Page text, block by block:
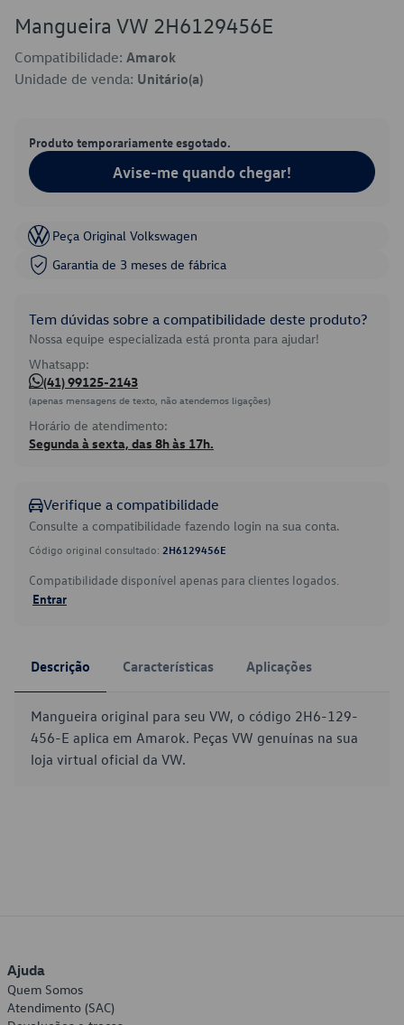
Mangueira VW 2H6129456E
Compatibilidade: Amarok
Unidade de venda: Unitário(a)
Produto temporariamente esgotado.
Avise-me quando chegar!
Peça Original Volkswagen
Garantia de 3 meses de fábrica
Tem dúvidas sobre a compatibilidade deste produto?
Nossa equipe especializada está pronta para ajudar!
Whatsapp:
(41) 99125-2143
(apenas mensagens de texto, não atendemos ligações)
Horário de atendimento:
Segunda à sexta, das 8h às 17h.
Verifique a compatibilidade
Consulte a compatibilidade fazendo login na sua conta.
Código original consultado: 2H6129456E
Compatibilidade disponível apenas para clientes logados.
Entrar
Descrição Características Aplicações
Mangueira original para seu VW, o código 2H6-129-
456-E aplica em Amarok. Peças VW genuínas na sua
loja virtual oficial da VW.
Ajuda
Quem Somos
Atendimento (SAC)